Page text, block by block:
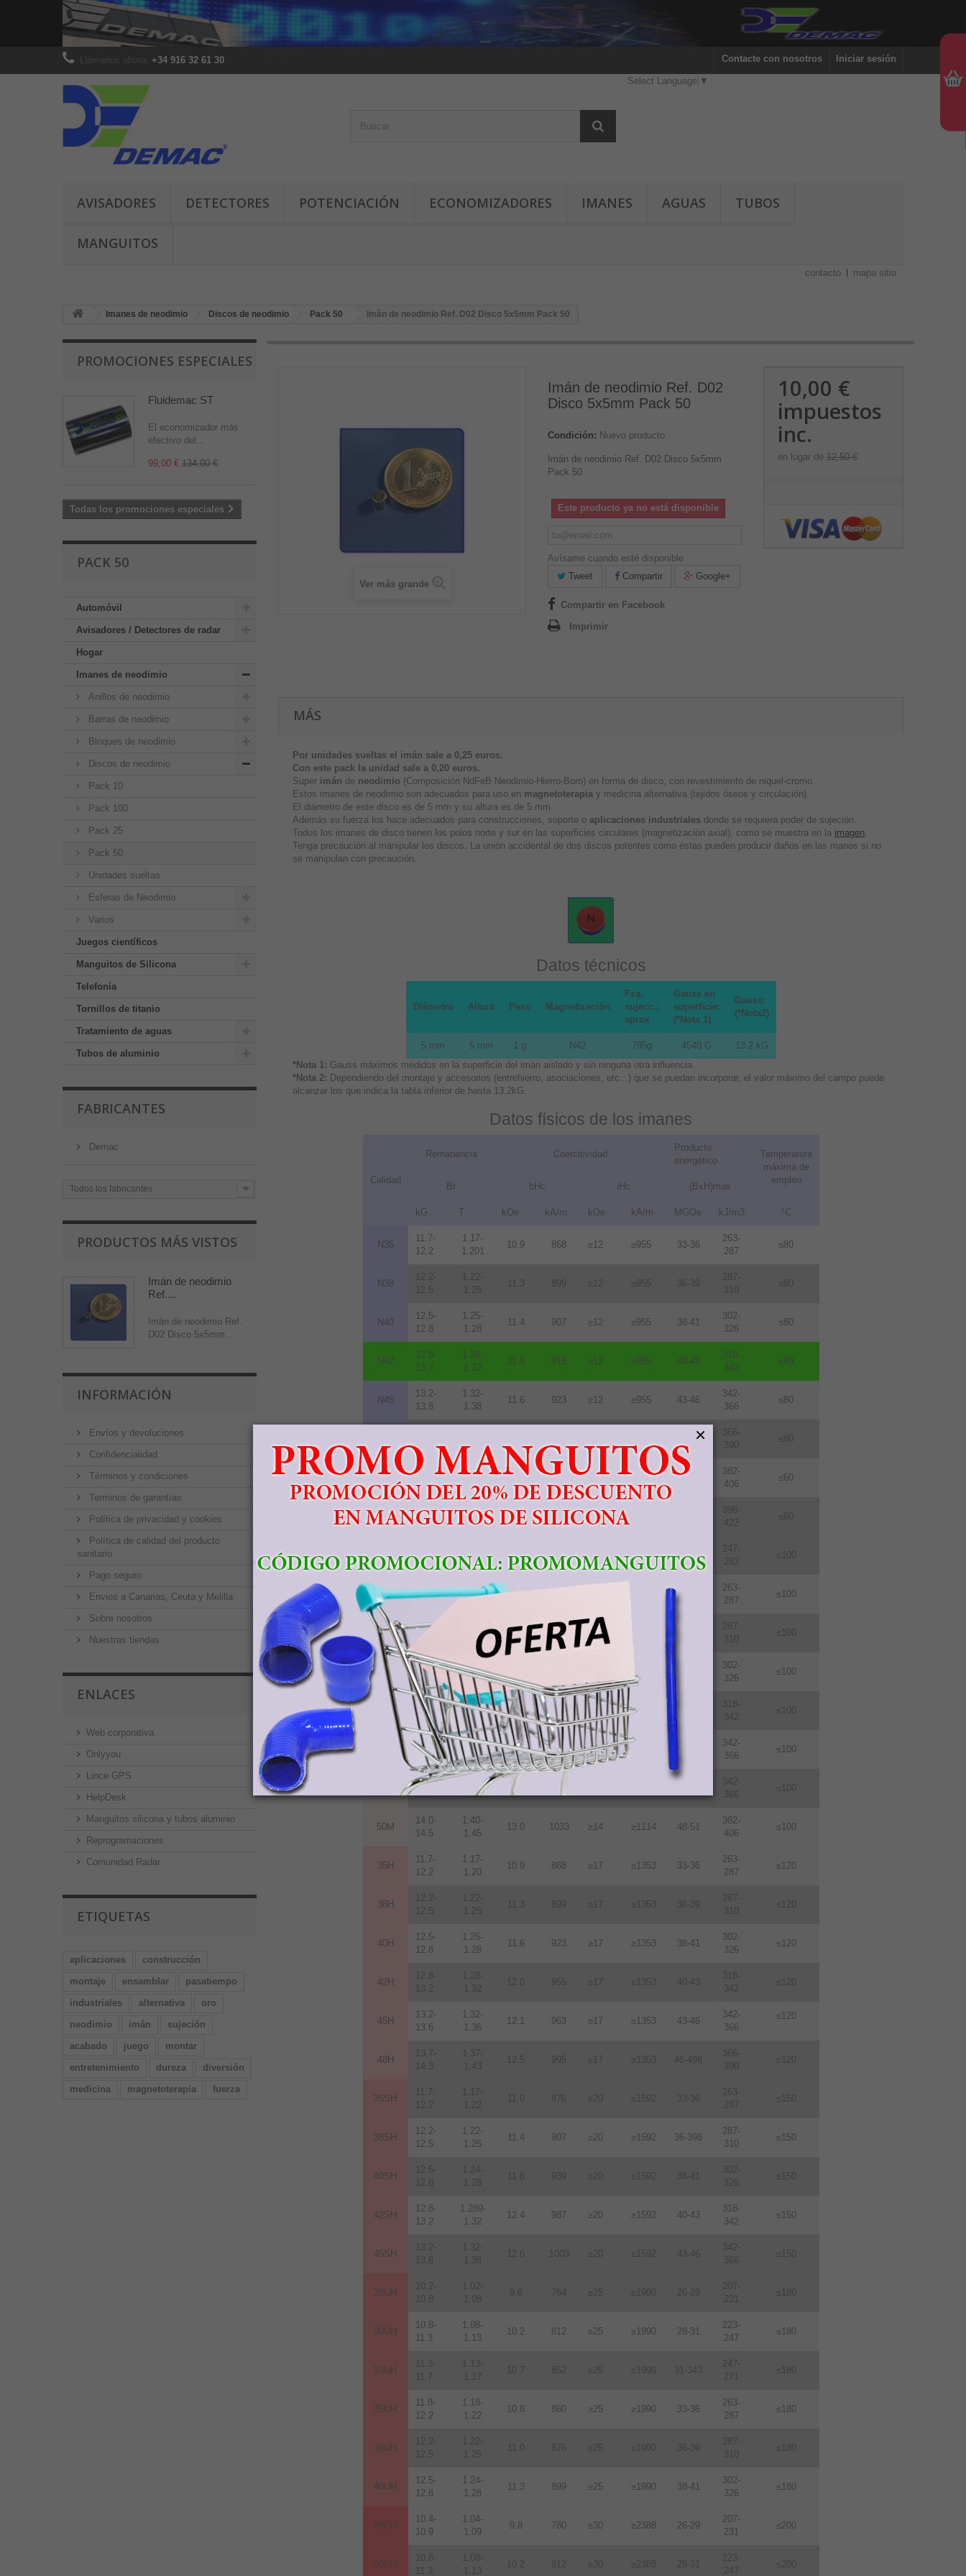
Iniciar sesión
Contacte con nosotros
+34 916 32 61 30
AVISADORES DETECTORES POTENCIACIÓN ECONOMIZADORES IMANES AGUAS TUBOS
MANGUITOS
contacto mapa sitio
Select Language ▼
Imanes de neodimio Discos de neodimio Pack 50 Imán de neodimio Ref. D02 Disco 5x5mm Pack 50
PROMOCIONES ESPECIALES
Fluidemac ST
El economizador más
efectivo del...
99,00 € 134,00 €
Todas los promociones especiales
PACK 50
Automóvil
Avisadores / Detectores de radar
Hogar
Imanes de neodimio
Anillos de neodimio
Barras de neodimio
Bloques de neodimio
Discos de neodimio
Pack 10
Pack 100
Pack 25
Pack 50
Unidades sueltas
Esferas de Neodimio
Varios
Juegos científicos
Manguitos de Silicona
Telefonía
Tornillos de titanio
Tratamiento de aguas
Tubos de aluminio
FABRICANTES
Demac
Todos los fabricantes
PRODUCTOS MÁS VISTOS
Imán de neodimio
Ref....
Imán de neodimio Ref.
D02 Disco 5x5mm...
INFORMACIÓN
Envíos y devoluciones
Confidencialidad
Términos y condiciones
Terminos de garantías
Política de privacidad y cookies
Política de calidad del producto
sanitario
Pago seguro
Envios a Canarias, Ceuta y Melilla
Sobre nosotros
Nuestras tiendas
ENLACES
Web corporativa
Onlyyou
Lince GPS
HelpDesk
Manguitos silicona y tubos aluminio
Reprogramaciones
Comunidad Radar
ETIQUETAS
aplicaciones
construcción
montaje
ensamblar
pasatiempo
industriales
alternativa
oro
neodimio
imán
sujeción
acabado
juego
montar
entretenimiento
dureza
diversión
medicina
magnetoterapia fuerza
Ver más grande
Imán de neodimio Ref. D02
Disco 5x5mm Pack 50
Condición: Nuevo producto
Imán de neodimio Ref. D02 Disco 5x5mm
Pack 50
Este producto ya no está disponible
Avísame cuando esté disponible
Tweet
Compartir Google+
Compartir en Facebook
Imprimir
10,00 €
impuestos
inc.
en lugar de 12,50 €
MÁS
Por unidades sueltas el imán sale a 0,25 euros.
Con este pack la unidad sale a 0,20 euros.
Super imán de neodimio (Composición NdFeB Neodimio-Hierro-Boro) en forma de disco, con revestimiento de niquel-cromo.
Estos imanes de neodimio son adecuados para uso en magnetoterapia y medicina alternativa (tejidos óseos y circulación).
El diámetro de este disco es de 5 mm y su altura es de 5 mm.
Además su fuerza los hace adecuados para construcciones, soporte o aplicaciones industriales donde se requiera poder de sujeción.
Todos los imanes de disco tienen los polos norte y sur en las superficies circulares (magnetización axial), como se muestra en la imagen.
Tenga precaución al manipular los discos. La unión accidental de dos discos potentes como éstas pueden producir daños en las manos si no
se manipulan con precaución.
Datos técnicos
Diámetro Altura Peso Magnetización
Fza.
sujecc.:
aprox
Gauss en
superficie:
(*Nota 1)
Gauss:
(*Nota2)
5 mm 5 mm 1 g N42 795g 4540 G
13.2 kG
*Nota 1: Gauss máximos medidos en la superficie del imán aislado y sin ninguna otra influencia.
*Nota 2: Dependiendo del montaje y accesorios (entrehierro, asociaciones, etc...) que se puedan incorporar, el valor máximo del campo puede
alcanzar los que indica la tabla inferior de hasta 13.2kG.
Datos físicos de los imanes
Calidad
Remanencia Coercitividad
Producto
energético
Temperatura
máxima de
empleo
Br bHc iHc (BxH)max
kG T kOe kA/m kOe kA/m MGOe kJ/m3 °C
N35
11.7-
12.2
1.17-
1.201
10.9 868 ≥12 ≥955 33-36
263-
287
≤80
N38
12.2-
12.5
1.22-
1.25
11.3 899 ≥12 ≥955 36-39
287-
310
≤80
N40
12.5-
12.8
1.25-
1.28
11.4 907 ≥12 ≥955 38-41
302-
326
≤80
N42
12.8-
13.2
1.28-
1.32
11.5 915 ≥12 ≥955 40-43
318-
342
≤80
N45
13.2-
13.8
1.32-
1.38
11.6 923 ≥12 ≥955 43-46
342-
366
≤80
14.2
1.42
46-49
366-
390
≤80
N50
14.0-
14.5
1.40-
1.45
10.0 796 ≥11 ≥876 48-51
382-
406
≤60
N52
14.3-
14.8
1.43-
1.48
10.0 ≥11
398-
422
≤60
33M
11.7
1.17
10.5 836 ≥14 ≥1114 31-33
247-
263
≤100
35M
11.7-
12.2
1.17-
1.22
10.9 33-36
263-
287
≤100
38M
12.2-
12.5
1.25
11.3 899 ≥14
287-
310
≤100
40M
12.5-
12.8
1.25-
1.28
≥1114 38-410
302-
326
≤100
42M
12.8-
13.2
1.28-
1.32
12.0 955 ≥14 ≥1114 40-43
318-
342
≤100
13.2-
13.8
1.32-
1.38
12.5 955 ≥14 43-46
342-
366
≤100
13.6-
14.3
1.43
12.9
342-
366
≤100
50M
14.0-
14.5
1.40-
1.45
13.0 1033 ≥14 ≥1114 48-51
382-
406
≤100
35H
11.7-
12.2
1.17-
1.20
10.9 868 ≥17 ≥1353 33-36
263-
287
≤120
38H
12.2-
12.5
1.22-
1.25
11.3 899 ≥17 ≥1353 36-39
287-
310
≤120
40H
12.5-
12.8
1.25-
1.28
11.6 923 ≥17 ≥1353 38-41
302-
326
≤120
42H
12.8-
13.2
1.28-
1.32
12 0 955 ≥17 ≥1353 40-43
318-
342
≤120
45H
13.2-
13.6
1.32-
1.36
12.1 963 ≥17 ≥1353 43-46
342-
366
≤120
48H
13.7-
14.3
1.37-
1.43
12.5 995 ≥17 ≥1353 46-498
366-
390
≤120
35SH
11.7-
12.2
1.17-
1.22
11.0 876 ≥20 ≥1592 33-36
263-
287
≤150
38SH
12.2-
12.5
1.22-
1.25
11.4 907 ≥20 ≥1592 36-398
287-
310
≤150
40SH
12.5-
12.8
1.24-
1.28
11.8 939 ≥20 ≥1592 38-41
302-
326
≤150
42SH
12.8-
13.2
1.289-
1.32
12.4 987 ≥20 ≥1592 40-43
318-
342
≤150
45SH
13.2-
13.8
1.32-
1.38
12.6 1003 ≥20 ≥1592 43-46
342-
366
≤150
28UH
10.2-
10.8
1.02-
1.08
9.6 764 ≥25 ≥1990 26-29
207-
231
≤180
30UH
10.8-
11.3
1.08-
1.13
10.2 812 ≥25 ≥1990 28-31
223-
247
≤180
33UH
11.3-
11.7
1.13-
1.17
10.7 852 ≥25 ≥1990 31-343
247-
271
≤180
35UH
11.8-
12.2
1.18-
1.22
10.8 860 ≥25 ≥1990 33-36
263-
287
≤180
38UH
12.2-
12.5
1.22-
1.25
11.0 876 ≥25 ≥1990 36-39
287-
310
≤180
40UH
12.5-
12.8
1.24-
1.28
11.3 899 ≥25 ≥1990 38-41
302-
326
≤180
28EH
10.4-
10.9
1.04-
1.09
9.8 780 ≥30 ≥2388 26-29
207-
231
≤200
30EH
10.8-
11.3
1.08-
1.13
10.2 812 ≥30 ≥2388 28-31
223-
247
≤200
×